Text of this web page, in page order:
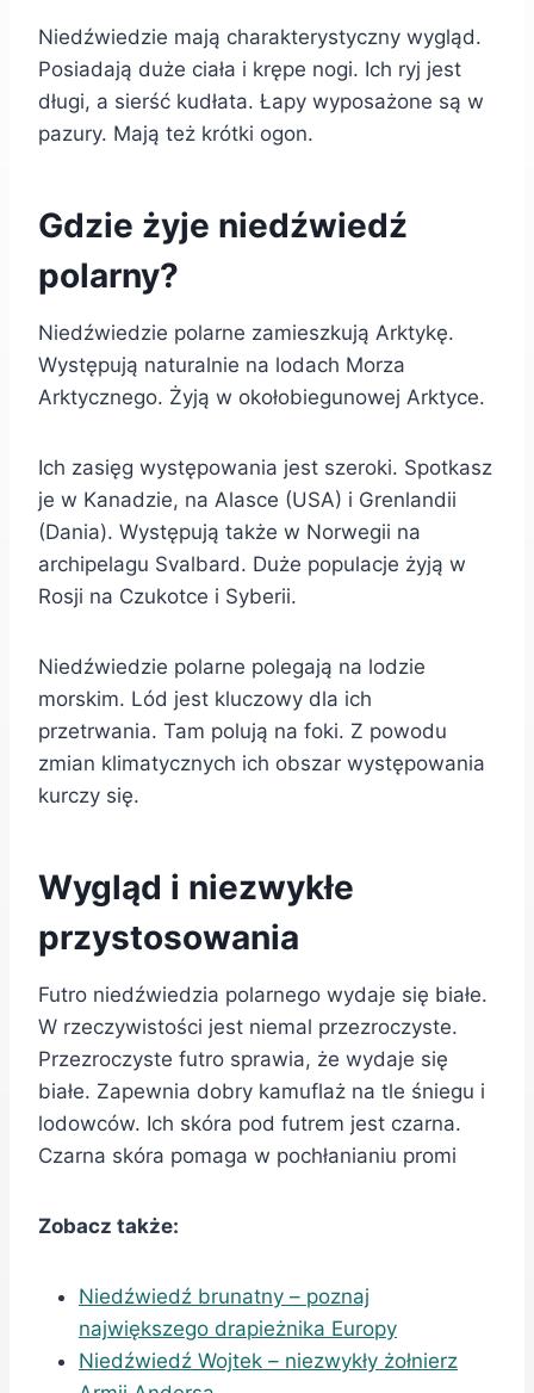
Niedźwiedzie mają charakterystyczny wygląd.
Posiadają duże ciała i krępe nogi. Ich ryj jest
długi, a sierść kudłata. Łapy wyposażone są w
pazury. Mają też krótki ogon.
Gdzie żyje niedźwiedź
polarny?
Niedźwiedzie polarne zamieszkują Arktykę.
Występują naturalnie na lodach Morza
Arktycznego. Żyją w okołobiegunowej Arktyce.
Ich zasięg występowania jest szeroki. Spotkasz
je w Kanadzie, na Alasce (USA) i Grenlandii
(Dania). Występują także w Norwegii na
archipelagu Svalbard. Duże populacje żyją w
Rosji na Czukotce i Syberii.
Niedźwiedzie polarne polegają na lodzie
morskim. Lód jest kluczowy dla ich
przetrwania. Tam polują na foki. Z powodu
zmian klimatycznych ich obszar występowania
kurczy się.
Wygląd i niezwykłe
przystosowania
Futro niedźwiedzia polarnego wydaje się białe.
W rzeczywistości jest niemal przezroczyste.
Przezroczyste futro sprawia, że wydaje się
białe. Zapewnia dobry kamuflaż na tle śniegu i
lodowców. Ich skóra pod futrem jest czarna.
Czarna skóra pomaga w pochłanianiu promi
Zobacz także:
Niedźwiedź brunatny – poznaj
największego drapieżnika Europy
Niedźwiedź Wojtek – niezwykły żołnierz